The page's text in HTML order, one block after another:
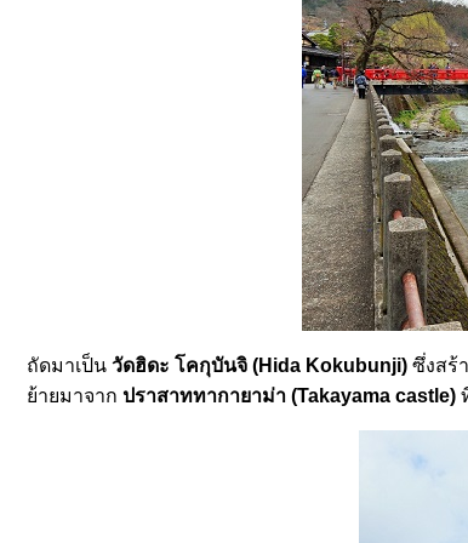
ถัดมาเป็น วัดฮิดะ โคกุบันจิ (Hida Kokubunji) ซึ่งสร้
้ายมาจาก ปราสาททากายาม่า (Takayama castle)